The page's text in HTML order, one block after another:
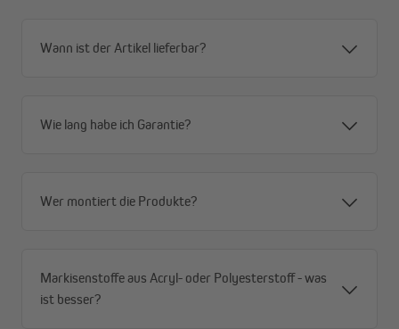
Wann ist der Artikel lieferbar?
Wie lang habe ich Garantie?
Wer montiert die Produkte?
Markisenstoffe aus Acryl- oder Polyesterstoff - was
ist besser?